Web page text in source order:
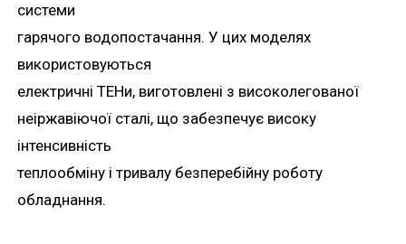
системи
гарячого водопостачання. У цих моделях
використовуються
електричні ТЕНи, виготовлені з високолегованої
неіржавіючої сталі, що забезпечує високу
інтенсивність
теплообміну і тривалу безперебійну роботу
обладнання.